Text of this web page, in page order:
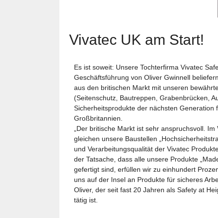
Vivatec UK am Start!
Es ist soweit: Unsere Tochterfirma Vivatec
Geschäftsführung von Oliver Gwinnell
aus den britischen Markt mit unseren
(Seitenschutz, Bautreppen, Grabenbrücken,
Sicherheitsprodukte der nächsten Generation
Großbritannien.
„Der britische Markt ist sehr anspruchsvoll.
gleichen unsere Baustellen
und Verarbeitungsqualität der Vivatec
der Tatsache, dass alle unsere Produkte
gefertigt sind, erfüllen wir zu einhundert
uns auf der Insel an Produkte für sicheres
Oliver, der seit fast 20 Jahren als Safety at
tätig ist.